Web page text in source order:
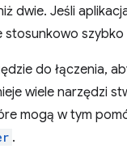
dwie. Jeśli
stosunkowo
do łączenia,
wiele narzędzi
mogą w tym
.